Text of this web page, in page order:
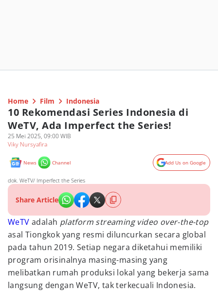
Home Film Indonesia
10 Rekomendasi Series Indonesia di
WeTV, Ada Imperfect the Series!
25 Mei 2025, 09:00 WIB
Viky Nursyafira
News Channel Add Us on Google
dok. WeTV/ Imperfect the Series
Share Article
WeTV adalah platform streaming video over-the-top
asal Tiongkok yang resmi diluncurkan secara global
pada tahun 2019. Setiap negara diketahui memiliki
program orisinalnya masing-masing yang
melibatkan rumah produksi lokal yang bekerja sama
langsung dengan WeTV, tak terkecuali Indonesia.